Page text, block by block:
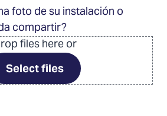
foto de su instalación o
compartir?
files here or
Select files